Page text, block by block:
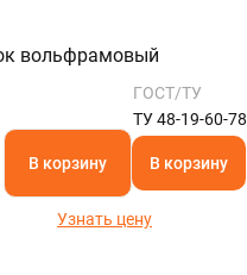
вольфрамовый
ГОСТ/ТУ
ТУ 48-19-60-78
В корзину В корзину
Узнать цену